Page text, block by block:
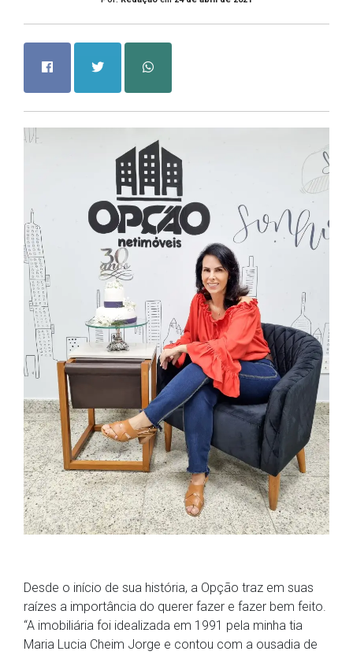
Desde o início de sua história, a Opção traz em suas
raízes a importância do querer fazer e fazer bem feito.
“A imobiliária foi idealizada em 1991 pela minha tia
Maria Lucia Cheim Jorge e contou com a ousadia de